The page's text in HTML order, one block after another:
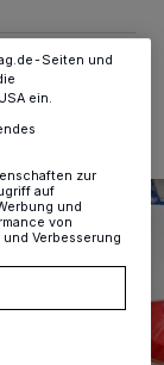
Seiten und
ein.
zur
auf
und
von
Verbesserung